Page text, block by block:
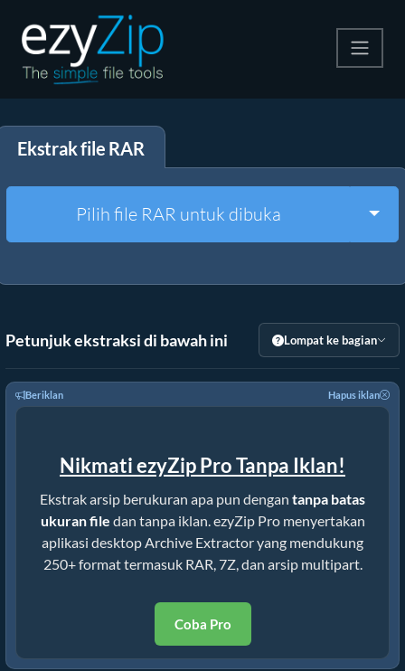
Ekstrak
Alat Lainnya
Ekstrak file RAR
Pilih file RAR untuk dibuka
Petunjuk ekstraksi di bawah ini Lompat ke bagian
Beriklan Hapus iklan
Nikmati ezyZip Pro Tanpa Iklan!
Ekstrak arsip berukuran apa pun dengan tanpa batas
ukuran file dan tanpa iklan. ezyZip Pro menyertakan
aplikasi desktop Archive Extractor yang mendukung
250+ format termasuk RAR, 7Z, dan arsip multipart.
Coba Pro